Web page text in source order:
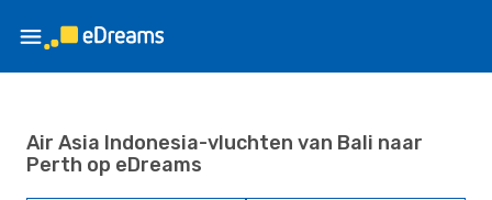
Air Asia Indonesia-vluchten van Bali naar
Perth op eDreams